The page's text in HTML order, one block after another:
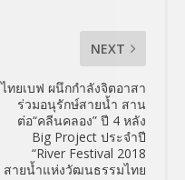
NEXT
ไทยเบฟ ผนึกกำลังจิตอาสา
ร่วมอนุรักษ์สายน้ำ สาน
ต่อ“คลีนคลอง” ปี 4 หลัง
Big Project ประจำปี
“River Festival 2018
สายน้ำแห่งวัฒนธรรมไทย